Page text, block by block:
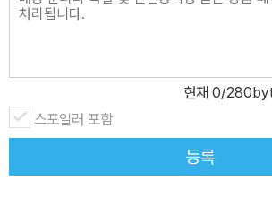
에게 필요한 안전과 희망이 어떠한 모습일지 하
서도 특히 여성에게는 가정관리사로서 집테크
로 밀어 넣거나 살림과 인테리어 정보와 기술을
으로 치부해 왔다. 그래서 어느새 ‘집’이라는 말
만들었고, 삶의 터전으로서 아름다움보다 스스
현재 0/
스포일러 포함
등록